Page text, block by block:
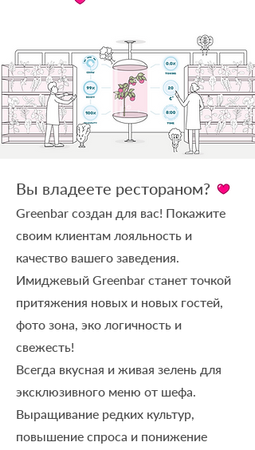
Вы владеете рестораном?
Greenbar создан для вас! Покажите
своим клиентам лояльность и
качество вашего заведения.
Имиджевый Greenbar станет точкой
притяжения новых и новых гостей,
фото зона, эко логичность и
свежесть!
Всегда вкусная и живая зелень для
эксклюзивного меню от шефа.
Выращивание редких культур,
повышение спроса и понижение